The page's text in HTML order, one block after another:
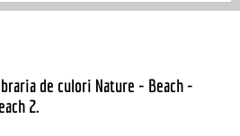
de culori Nature - Beach -
2.